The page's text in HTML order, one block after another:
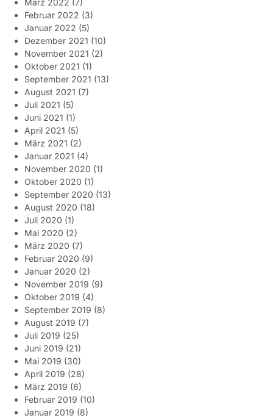
Februar 2022 (3)
Januar 2022 (5)
Dezember 2021 (10)
November 2021 (2)
Oktober 2021 (1)
September 2021 (13)
August 2021 (7)
Juli 2021 (5)
Juni 2021 (1)
April 2021 (5)
März 2021 (2)
Januar 2021 (4)
November 2020 (1)
Oktober 2020 (1)
September 2020 (13)
August 2020 (18)
Juli 2020 (1)
Mai 2020 (2)
März 2020 (7)
Februar 2020 (9)
Januar 2020 (2)
November 2019 (9)
Oktober 2019 (4)
September 2019 (8)
August 2019 (7)
Juli 2019 (25)
Juni 2019 (21)
Mai 2019 (30)
April 2019 (28)
März 2019 (6)
Februar 2019 (10)
Januar 2019 (8)